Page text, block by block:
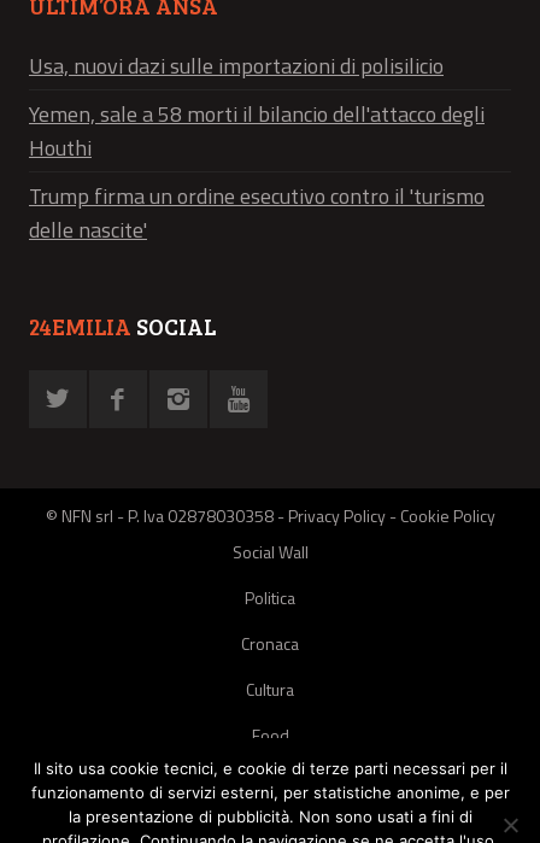
Usa, nuovi dazi sulle importazioni di polisilicio
Yemen, sale a 58 morti il bilancio dell'attacco degli
Houthi
Trump firma un ordine esecutivo contro il 'turismo
delle nascite'
24EMILIA SOCIAL
© NFN srl - P. Iva 02878030358 -Privacy Policy-Cookie Policy
Social Wall
Politica
Cronaca
Cultura
Food
Green
Pets
Il sito usa cookie tecnici, e cookie di terze parti necessari per il
funzionamento di servizi esterni, per statistiche anonime, e per
la presentazione di pubblicità. Non sono usati a fini di